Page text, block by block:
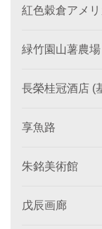
紅色穀倉アメ
緑竹園山薯農場
長榮桂冠酒店 (
享魚路
朱銘美術館
戊辰画廊